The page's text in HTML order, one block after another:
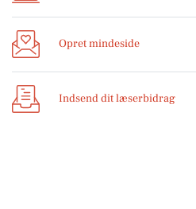
Opret mindeside
Indsend dit læserbidrag